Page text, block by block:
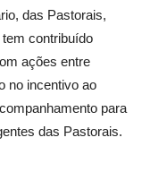
das Pastorais,
contribuído
ações entre
no incentivo ao
para
das Pastorais.